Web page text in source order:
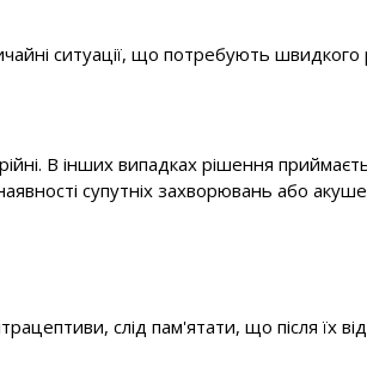
ситуації, що потребують швидкого
В інших випадках рішення
супутніх захворювань або
слід пам'ятати, що після їх